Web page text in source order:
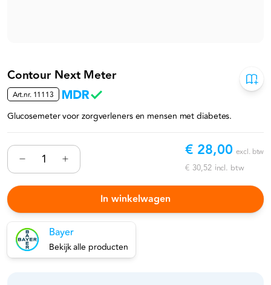
Contour Next Meter
Art.nr. 11113
Glucosemeter voor zorgverleners en mensen met diabetes.
€ 28,00 excl. btw
€ 30,52 incl. btw
In winkelwagen
Bayer
Bekijk alle producten